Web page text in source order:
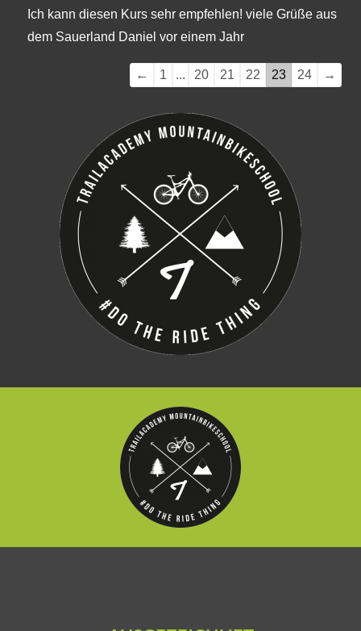
Ich kann diesen Kurs sehr empfehlen! viele Grüße aus
dem Sauerland Daniel vor einem Jahr
Navigation
Gästebuchliste
← 1 ... 20 21 22 23 24 →